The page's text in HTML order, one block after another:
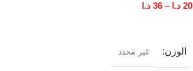
20 د.ا –
36 د.ا
الوزن غير محدد